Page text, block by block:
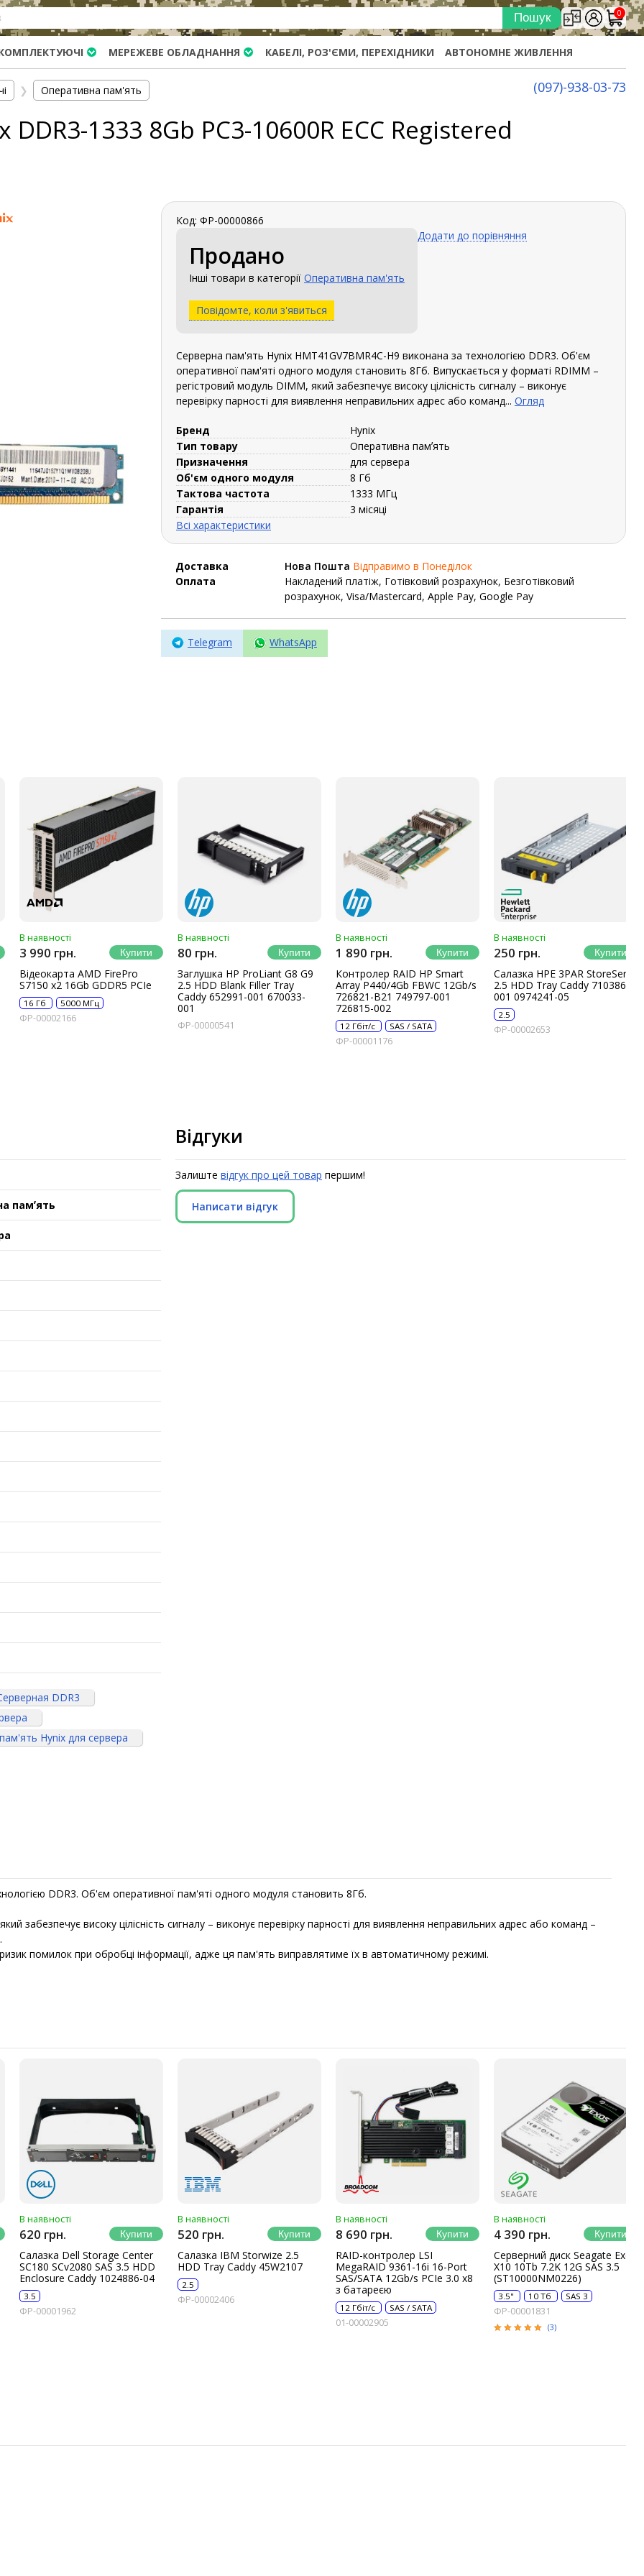
0
МЕРЕЖЕВЕ ОБЛАДНАННЯ КАБЕЛІ, РОЗ'ЄМИ, ПЕРЕХІДНИКИ АВТОНОМНЕ ЖИВЛЕННЯ
(097)-938-03-73
❯ Оперативна пам'ять
1333 8Gb PC3-10600R ECC Registered
Код: ФР-00000866
Продано
Інші товари в категорії Оперативна пам'ять
Повідомте, коли з'явиться
Додати до порівняння
Серверна пам'ять Hynix HMT41GV7BMR4C-H9 виконана за технологією DDR3. Об'єм
оперативної пам'яті одного модуля становить 8Гб. Випускається у форматі RDIMM –
регістровий модуль DIMM, який забезпечує високу цілісність сигналу – виконує
перевірку парності для виявлення неправильних адрес або команд... Огляд
Бренд
Hynix
Тип товару
Оперативна памʼять
Призначення
для сервера
Об'єм одного модуля
8 Гб
Тактова частота
1333 МГц
Гарантія
3 місяці
Всі характеристики
Доставка Нова Пошта Відправимо в Понеділок
Оплата
Накладений платіж, Готівковий розрахунок, Безготівковий
розрахунок, Visa/Mastercard, Apple Pay, Google Pay
Telegram WhatsApp
В наявності
3 990 грн.
Відеокарта AMD FirePro
S7150 x2 16Gb GDDR5 PCIe
16 Гб 5000 МГц
ФР-00002166
В наявності
80 грн.
Заглушка HP ProLiant G8 G9
2.5 HDD Blank Filler Tray
Caddy 652991-001 670033-
001
ФР-00000541
В наявності
1 890 грн.
Контролер RAID HP Smart
Array P440/4Gb FBWC 12Gb/s
726821-B21 749797-001
726815-002
12 Гбіт/с SAS / SATA
ФР-00001176
В наявності
250 грн.
Салазка HPE 3PAR StoreServ
2.5 HDD Tray Caddy 710386-
001 0974241-05
2.5
ФР-00002653
памʼять
DDR3
Hynix для сервера
Відгуки
Залиште відгук про цей товар першим!
Написати відгук
DDR3. Об'єм оперативної пам'яті одного модуля становить 8Гб.
забезпечує високу цілісність сигналу – виконує перевірку парності для виявлення неправильних адрес або команд –
помилок при обробці інформації, адже ця пам'ять виправлятиме їх в автоматичному режимі.
В наявності
620 грн.
Салазка Dell Storage Center
SC180 SCv2080 SAS 3.5 HDD
Enclosure Caddy 1024886-04
3.5
ФР-00001962
В наявності
520 грн.
Салазка IBM Storwize 2.5
HDD Tray Caddy 45W2107
2.5
ФР-00002406
В наявності
8 690 грн.
RAID-контролер LSI
MegaRAID 9361-16i 16-Port
SAS/SATA 12Gb/s PCIe 3.0 x8
з батареєю
12 Гбіт/с SAS / SATA
01-00002905
В наявності
4 390 грн.
Серверний диск Seagate Exos
X10 10Tb 7.2K 12G SAS 3.5
(ST10000NM0226)
3.5" 10 Тб SAS 3
ФР-00001831
(3)